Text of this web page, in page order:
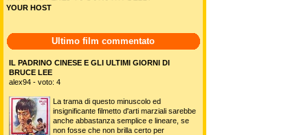
YOUR HOST
Ultimo film commentato
IL PADRINO CINESE E GLI ULTIMI GIORNI DI
BRUCE LEE
alex94 - voto: 4
La trama di questo minuscolo ed
insignificante filmetto d'arti marziali sarebbe
anche abbastanza semplice e lineare, se
non fosse che non brilla certo per